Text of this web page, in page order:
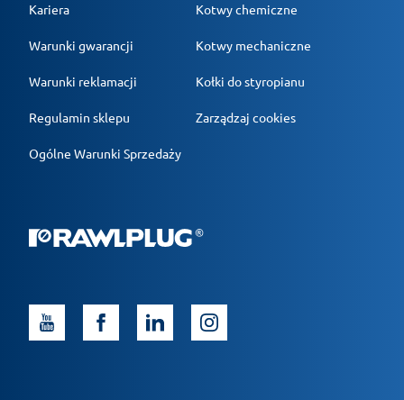
Kariera
Warunki gwarancji
Warunki reklamacji
Regulamin sklepu
Ogólne Warunki Sprzedaży
Kotwy chemiczne
Kotwy mechaniczne
Kołki do styropianu
Zarządzaj cookies